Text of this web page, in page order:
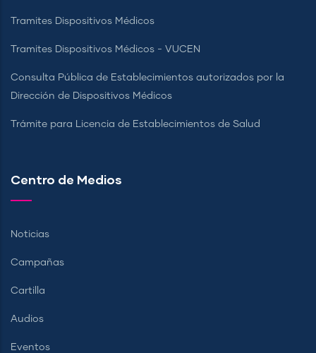
Tramites Dispositivos Médicos
Tramites Dispositivos Médicos - VUCEN
Consulta Pública de Establecimientos autorizados por la
Dirección de Dispositivos Médicos
Trámite para Licencia de Establecimientos de Salud
Centro de Medios
Noticias
Campañas
Cartilla
Audios
Eventos